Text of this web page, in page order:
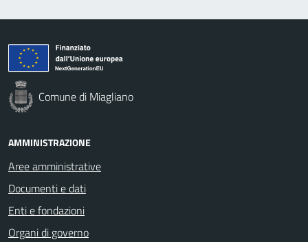
Comune di Miagliano
AMMINISTRAZIONE
Aree amministrative
Documenti e dati
Enti e fondazioni
Organi di governo